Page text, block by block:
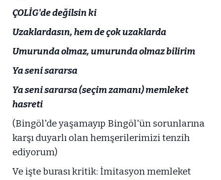
ÇOLİG'de değilsin ki
Uzaklardasın, hem de çok uzaklarda
Umurunda olmaz, umurunda olmaz bilirim
Ya seni sararsa
Ya seni sararsa (seçim zamanı) memleket
hasreti
(Bingöl'de yaşamayıp Bingöl'ün sorunlarına
karşı duyarlı olan hemşerilerimizi tenzih
ediyorum)
Ve işte burası kritik: İmitasyon memleket